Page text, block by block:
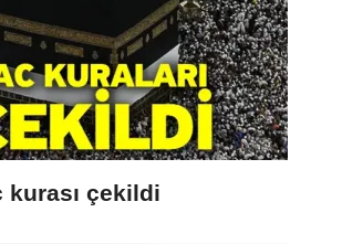
kurası çekildi